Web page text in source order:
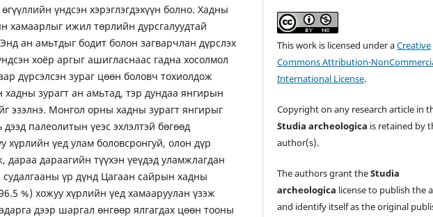
үндсэн хэрэглэгдэхүүн болно. Хадны
хамаарлыг ижил төрлийн дурсгалуудтай
ан амьтдыг бодит болон загварчлан дүрслэх
хоёр аргыг ашигласнаас гадна хосолмол
дүрсэлсэн зураг цөөн боловч тохиолдож
зурагт ан амьтад, тэр дундаа янгирын
эзэлнэ. Монгол орны хадны зурагт янгирыг
палеолитын үеэс эхлэлтэй бөгөөд
хүрлийн үед улам боловсронгуй, олон дүр
дараа дараагийн түүхэн үеүдэд уламжлагдан
судалгааны үр дүнд Цагаан сайрын хадны
%) хожуу хүрлийн үед хамааруулан үзэж
дээр шаргал өнгөөр ялгагдах цөөн тооны
This work is licensed under aCreative
Commons Attribution-
International License.
Copyright on any research article in
Studia archeologica is retained by
author(s).
The authors grant theStudia
archeologica license to publish the
and identify itself as the original